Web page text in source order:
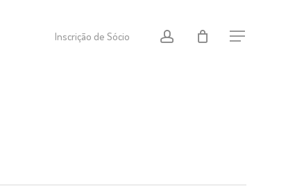
Inscrição de Sócio conta Menu